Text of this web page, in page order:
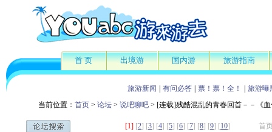
首 页 出境游 国内游 旅游指南
旅游新闻 有问必答 票！票！全！
旅游曝
当前位置： 首页 > 论坛 > 说吧聊吧 > [连载]残酷混乱的青春回首－－《
[1] [2] [3] [4] [5] [6] [7] [8] [9] [10] 首